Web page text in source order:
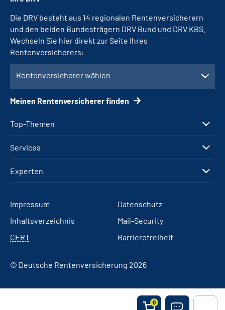
0
Top-Themen
Services
Experten
Die DRV besteht aus 14 regionalen Rentenversicherern
und den beiden Bundesträgern DRV Bund und DRV KBS.
Wechseln Sie hier direkt zur Seite Ihres
Rentenversicherers:
Rentenversicherer wählen
Meinen Rentenversicherer finden
Impressum
Datenschutz
Inhaltsverzeichnis
Mail-Security
CERT
Barrierefreiheit
© Deutsche Rentenversicherung 2026